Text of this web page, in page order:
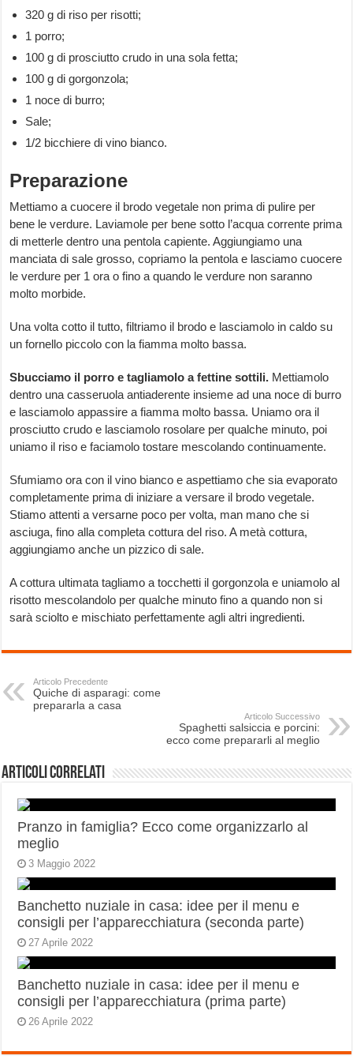
320 g di riso per risotti;
1 porro;
100 g di prosciutto crudo in una sola fetta;
100 g di gorgonzola;
1 noce di burro;
Sale;
1/2 bicchiere di vino bianco.
Preparazione
Mettiamo a cuocere il brodo vegetale non prima di pulire per
bene le verdure. Laviamole per bene sotto l’acqua corrente prima
di metterle dentro una pentola capiente. Aggiungiamo una
manciata di sale grosso, copriamo la pentola e lasciamo cuocere
le verdure per 1 ora o fino a quando le verdure non saranno
molto morbide.
Una volta cotto il tutto, filtriamo il brodo e lasciamolo in caldo su
un fornello piccolo con la fiamma molto bassa.
Sbucciamo il porro e tagliamolo a fettine sottili. Mettiamolo
dentro una casseruola antiaderente insieme ad una noce di burro
e lasciamolo appassire a fiamma molto bassa. Uniamo ora il
prosciutto crudo e lasciamolo rosolare per qualche minuto, poi
uniamo il riso e faciamolo tostare mescolando continuamente.
Sfumiamo ora con il vino bianco e aspettiamo che sia evaporato
completamente prima di iniziare a versare il brodo vegetale.
Stiamo attenti a versarne poco per volta, man mano che si
asciuga, fino alla completa cottura del riso. A metà cottura,
aggiungiamo anche un pizzico di sale.
A cottura ultimata tagliamo a tocchetti il gorgonzola e uniamolo al
risotto mescolandolo per qualche minuto fino a quando non si
sarà sciolto e mischiato perfettamente agli altri ingredienti.
Articolo Precedente
Quiche di asparagi: come
prepararla a casa
Articolo Successivo
Spaghetti salsiccia e porcini:
ecco come prepararli al meglio
Articoli correlati
Pranzo in famiglia? Ecco come organizzarlo al
meglio
3 Maggio 2022
Banchetto nuziale in casa: idee per il menu e
consigli per l’apparecchiatura (seconda parte)
27 Aprile 2022
Banchetto nuziale in casa: idee per il menu e
consigli per l’apparecchiatura (prima parte)
26 Aprile 2022